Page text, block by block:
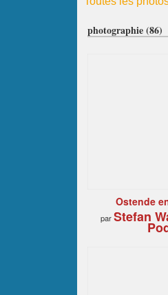
photographie (86)
Ostende
parStefan